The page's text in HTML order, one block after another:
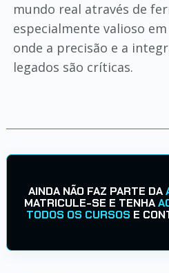
mundo real através de
especialmente valioso
onde a precisão e a
legados são críticas.
AINDA NÃO FAZ PARTE DA
MATRICULE-SE E TENHA
TODOS OS CURSOS E